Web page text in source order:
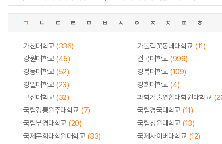
ㄱ ㄴ ㄷ ㄹ ㅁ ㅂ ㅅ ㅇ ㅈ ㅊ ㅍ ㅎ
가천대학교 (336) 가톨릭꽃동네대학교 (11)
강원대학교 (45) 건국대학교 (999)
경동대학교 (52) 경북대학교 (109)
경일대학교 (23) 경희대학교 (4)
고신대학교 (32) 과학기술연합대학원대학교
국립강릉원주대학교 (7) 국립경국대학교 (11)
국립부경대학교 (20) 국립창원대학교 (13)
국제문화대학원대학교 (33) 국제사이버대학교 (12)